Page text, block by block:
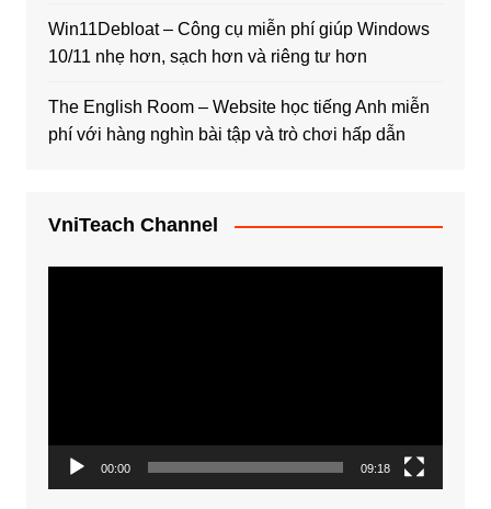
Win11Debloat – Công cụ miễn phí giúp Windows
10/11 nhẹ hơn, sạch hơn và riêng tư hơn
The English Room – Website học tiếng Anh miễn
phí với hàng nghìn bài tập và trò chơi hấp dẫn
VniTeach Channel
00:00 09:18